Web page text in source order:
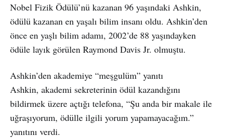
Nobel Fizik Ödülü’nü kazanan 96 yaşındaki Ashkin,
ödülü kazanan en yaşalı bilim insanı oldu. Ashkin’den
önce en yaşlı bilim adamı, 2002’de 88 yaşındayken
ödüle layık görülen Raymond Davis Jr. olmuştu.
Ashkin’den akademiye “meşgulüm” yanıtı
Ashkin, akademi sekreterinin ödül kazandığını
bildirmek üzere açtığı telefona, “Şu anda bir makale ile
uğraşıyorum, ödülle ilgili yorum yapamayacağım.”
yanıtını verdi.